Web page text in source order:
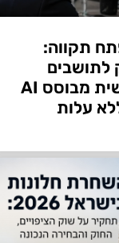
תקווה:
לתושבים
שירות אבטחה אישית מבוסס AI